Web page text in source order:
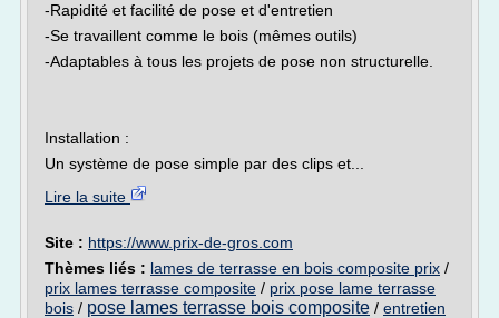
-Rapidité et facilité de pose et d'entretien
-Se travaillent comme le bois (mêmes outils)
-Adaptables à tous les projets de pose non structurelle.
Installation :
Un système de pose simple par des clips et...
Lire la suite
Site : https://www.prix-de-gros.com
Thèmes liés : lames de terrasse en bois composite prix /
prix lames terrasse composite / prix pose lame terrasse
bois / pose lames terrasse bois composite / entretien